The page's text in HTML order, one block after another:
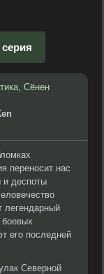
серия
, Сёнен
переносит нас
и деспоты
легендарный
боевых
его последней
Северной